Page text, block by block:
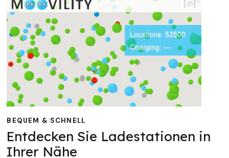
BEQUEM & SCHNELL
Entdecken Sie Ladestationen in
Ihrer Nähe